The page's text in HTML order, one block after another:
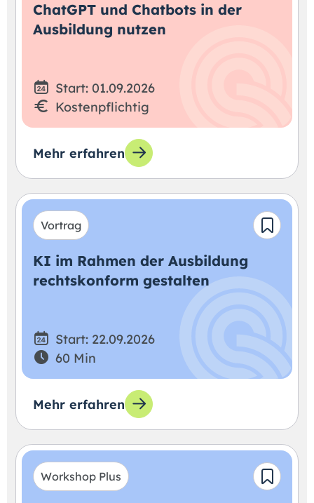
ChatGPT und Chatbots in der
Ausbildung nutzen
Start: 01.09.2026
Kostenpflichtig
Mehr erfahren
Vortrag
KI im Rahmen der Ausbildung
rechtskonform gestalten
Start: 22.09.2026
60 Min
Mehr erfahren
Workshop Plus